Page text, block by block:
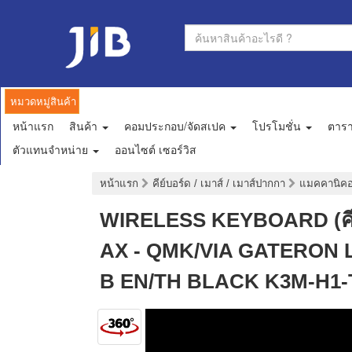
หมวดหมู่สินค้า
หน้าแรก สินค้า คอมประกอบ/จัดสเปค โปรโมชั่น
ตาร
ตัวแทนจำหน่าย
ออนไซต์ เซอร์วิส
หน้าแรก คีย์บอร์ด / เมาส์ / เมาส์ปากกา แมคคานิค
WIRELESS KEYBOARD
AX - QMK/VIA GATERON
B EN/TH BLACK K3M-